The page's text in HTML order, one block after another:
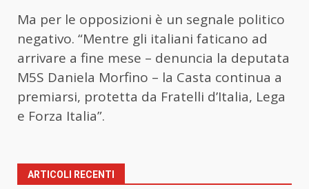
Ma per le opposizioni è un segnale politico
negativo. “Mentre gli italiani faticano ad
arrivare a fine mese – denuncia la deputata
M5S Daniela Morfino – la Casta continua a
premiarsi, protetta da Fratelli d’Italia, Lega
e Forza Italia”.
ARTICOLI RECENTI